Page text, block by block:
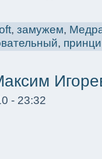
, замужем,
,
- 23:32